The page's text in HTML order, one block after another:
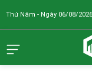
Thứ Năm - Ngày 06/08/